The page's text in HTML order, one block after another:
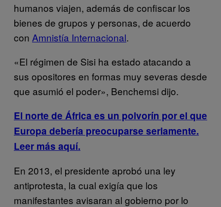
humanos viajen, además de confiscar los
bienes de grupos y personas, de acuerdo
con Amnistía Internacional.
«El régimen de Sisi ha estado atacando a
sus opositores en formas muy severas desde
que asumió el poder», Benchemsi dijo.
El norte de África es un polvorín por el que
Europa debería preocuparse seriamente.
Leer más aquí.
En 2013, el presidente aprobó una ley
antiprotesta, la cual exigía que los
manifestantes avisaran al gobierno por lo